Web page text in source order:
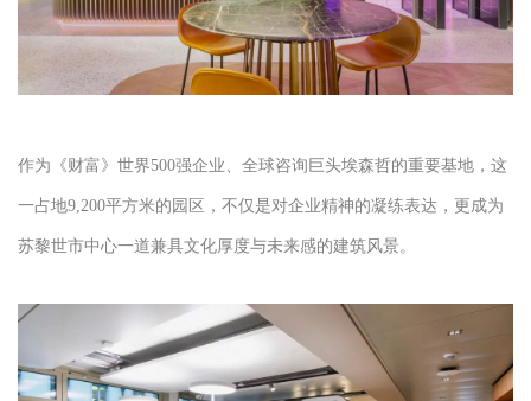
作为《财富》世界500强企业、全球咨询巨头埃森哲的重要基地，这
一占地9,200平方米的园区，不仅是对企业精神的凝练表达，更成为
苏黎世市中心一道兼具文化厚度与未来感的建筑风景。